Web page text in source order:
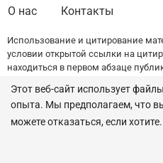
О нас Контакты
Использование и цитирование
условии открытой ссылки на
находиться в первом абзаце
© 2022 — All Rights
Этот веб-сайт использует
опыта. Мы предполагаем, что
можете отказаться, если хотите.